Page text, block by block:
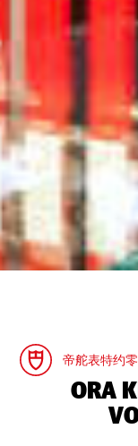
帝舵表特约
‭ORA